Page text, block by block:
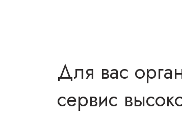
Для вас
сервис